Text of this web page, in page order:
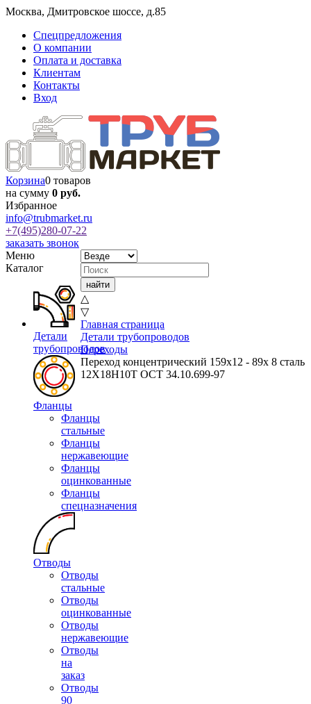
Москва, Дмитровское шоссе, д.85
Спецпредложения
О компании
Оплата и доставка
Клиентам
Контакты
Вход
Корзина0 товаров
на сумму 0 руб.
Избранное
info@trubmarket.ru
+7(495)280-07-22
заказать звонок
Меню
Каталог
Детали
трубопроводов
Фланцы
Фланцы
стальные
Фланцы
нержавеющие
Фланцы
оцинкованные
Фланцы
спецназначения
Отводы
Отводы
стальные
Отводы
оцинкованные
Отводы
нержавеющие
Отводы
на
заказ
Отводы
90
△
▽
Главная страница
Детали трубопроводов
Переходы
Переход концентрический 159х12 - 89х 8 сталь
12Х18Н10Т ОСТ 34.10.699-97